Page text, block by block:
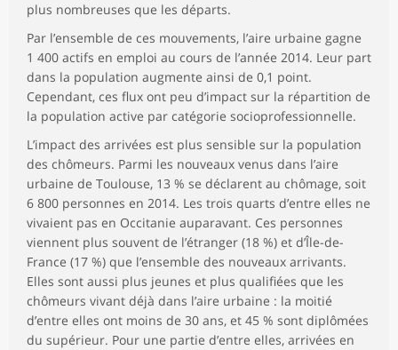
plus nombreuses que les départs.
Par l’ensemble de ces mouvements, l’aire urbaine gagne
1 400 actifs en emploi au cours de l’année 2014. Leur part
dans la population augmente ainsi de 0,1 point.
Cependant, ces flux ont peu d’impact sur la répartition de
la population active par catégorie socioprofessionnelle.
L’impact des arrivées est plus sensible sur la population
des chômeurs. Parmi les nouveaux venus dans l’aire
urbaine de Toulouse, 13 % se déclarent au chômage, soit
6 800 personnes en 2014. Les trois quarts d’entre elles ne
vivaient pas en Occitanie auparavant. Ces personnes
viennent plus souvent de l’étranger (18 %) et d’Île-de-
France (17 %) que l’ensemble des nouveaux arrivants.
Elles sont aussi plus jeunes et plus qualifiées que les
chômeurs vivant déjà dans l’aire urbaine : la moitié
d’entre elles ont moins de 30 ans, et 45 % sont diplômées
du supérieur. Pour une partie d’entre elles, arrivées en